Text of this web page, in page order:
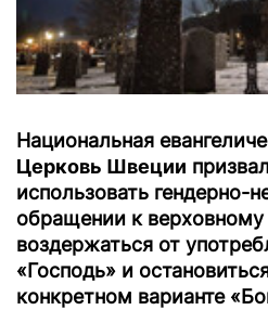
Национальная
Церковь Швеции
использовать гендерно-
обращении к
воздержаться от
«Господь» и
конкретном варианте